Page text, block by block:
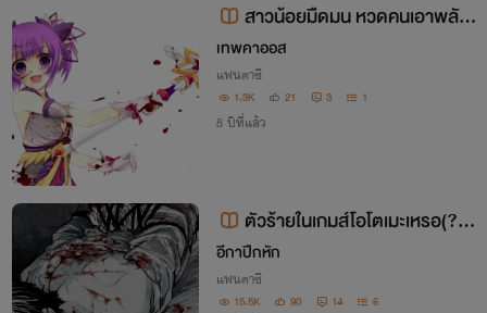
สาวน้อยมืดมน หวดคนเอาพลังเ
วทย์18+
เทพคาออส
แฟนตาซี
1.3K 21 3 1
8 ปีที่แล้ว
ตัวร้ายในเกมส์โอโตเมะเหรอ(?)แ
ล้วมันยังไงใครสน 18+
อีกาปีกหัก
แฟนตาซี
15.5K 90 14 6